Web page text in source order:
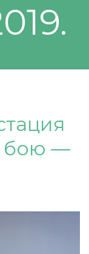
бою —